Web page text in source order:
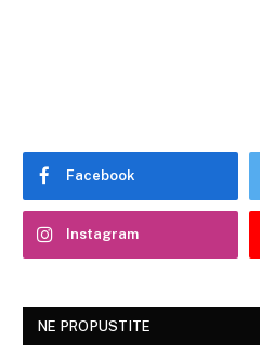
Facebook
Instagram
NE PROPUSTITE